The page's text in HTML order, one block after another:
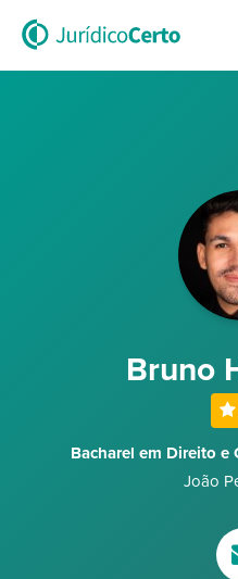
Bruno
Bacharel em Direito e
João